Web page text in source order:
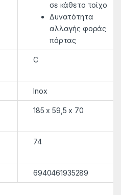
σε κάθετο τοίχο
Δυνατότητα
αλλαγής φοράς
πόρτας
C
Inox
185 x 59,5 x 70
74
6940461935289